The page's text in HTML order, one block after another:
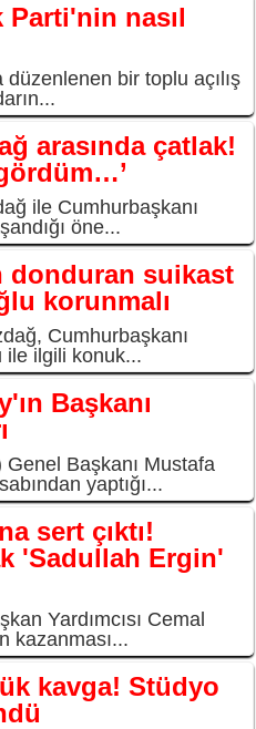
Parti'nin nasıl
bir toplu açılış
arasında çatlak!
ile Cumhurbaşkanı
öne...
donduran suikast
korunmalı
Cumhurbaşkanı
ile ilgili konuk...
Başkanı
Başkanı Mustafa
yaptığı...
sert çıktı!
'Sadullah Ergin'
Yardımcısı Cemal
kazanması...
kavga! Stüdyo